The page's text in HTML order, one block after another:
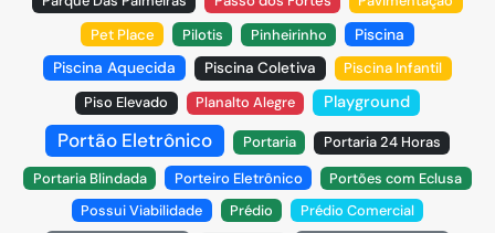
Pet Place
Pilotis Pinheirinho
Piscina
Piscina Aquecida
Piscina Coletiva
Piscina Infantil
Piso Elevado
Planalto Alegre Playground
Portão Eletrônico Portaria
Portaria 24 Horas
Portaria Blindada
Porteiro Eletrônico
Portões com Eclusa
Possui Viabilidade
Prédio
Prédio Comercial